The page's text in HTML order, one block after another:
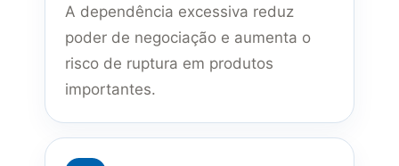
A dependência excessiva reduz
poder de negociação e aumenta o
risco de ruptura em produtos
importantes.